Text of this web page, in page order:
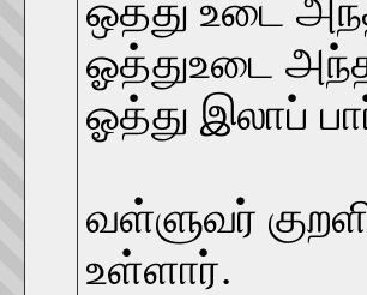
ஒத்து உடை
ஓத்துஉடை
ஓத்து இலாப்
வள்ளுவர்
உள்ளார்.